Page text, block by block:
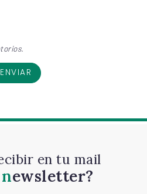
ENVIAR
en tu mail
newsletter?